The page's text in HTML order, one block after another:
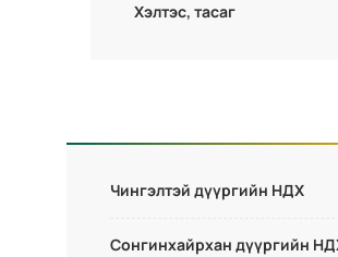
Хэлтэс, тасаг
Чингэлтэй дүүргийн НДХ
Сонгинхайрхан дүүргийн